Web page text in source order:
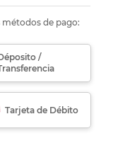
de pago:
/
Tarjeta de Débito